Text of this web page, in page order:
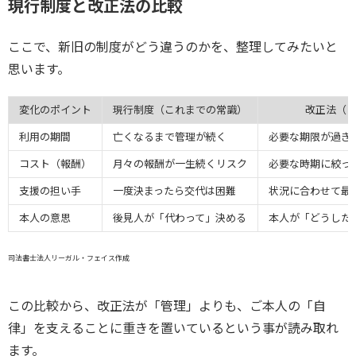
現行制度と改正法の比較
ここで、新旧の制度がどう違うのかを、整理してみたいと
思います。
変化のポイント 現行制度（これまでの常識）
改正法（
利用の期間
亡くなるまで管理が続く
必要な期限が過ぎ
コスト（報酬）
月々の報酬が一生続くリスク
必要な時期に絞っ
支援の担い手
一度決まったら交代は困難
状況に合わせて最
本人の意思
後見人が「代わって」決める 本人が「どうした
司法書士法人リーガル・フェイス作成
この比較から、改正法が「管理」よりも、ご本人の「自
律」を支えることに重きを置いているという事が読み取れ
ます。